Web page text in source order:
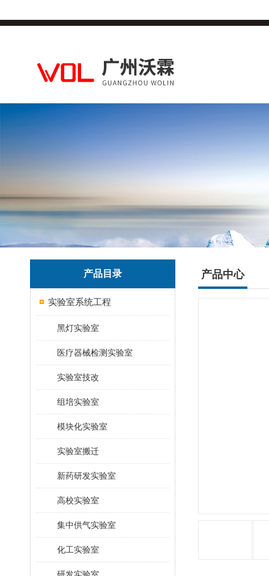
产品目录
实验室系统工程
黑灯实验室
医疗器械检测实验室
实验室技改
组培实验室
模块化实验室
实验室搬迁
新药研发实验室
高校实验室
集中供气实验室
化工实验室
产品中心